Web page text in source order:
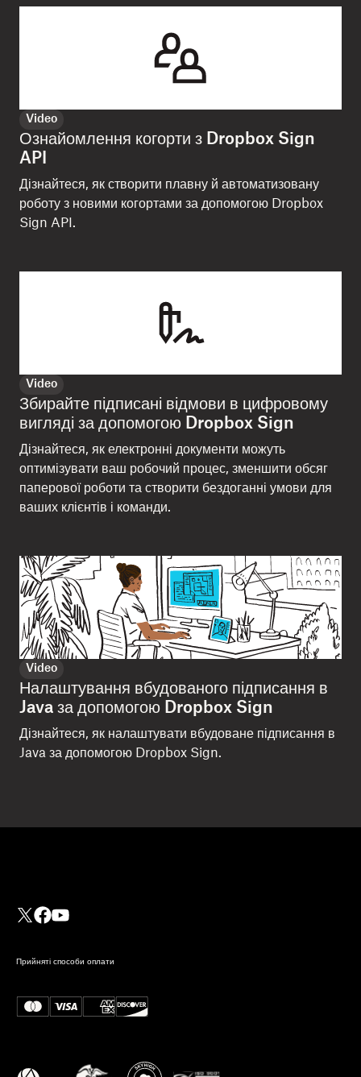
Video
Ознайомлення когорти з Dropbox Sign
API
Дізнайтеся, як створити плавну й автоматизовану
роботу з новими когортами за допомогою Dropbox
Sign API.
Video
Збирайте підписані відмови в цифровому
вигляді за допомогою Dropbox Sign
Дізнайтеся, як електронні документи можуть
оптимізувати ваш робочий процес, зменшити обсяг
паперової роботи та створити бездоганні умови для
ваших клієнтів і команди.
Video
Налаштування вбудованого підписання в
Java за допомогою Dropbox Sign
Дізнайтеся, як налаштувати вбудоване підписання в
Java за допомогою Dropbox Sign.
Прийняті способи оплати